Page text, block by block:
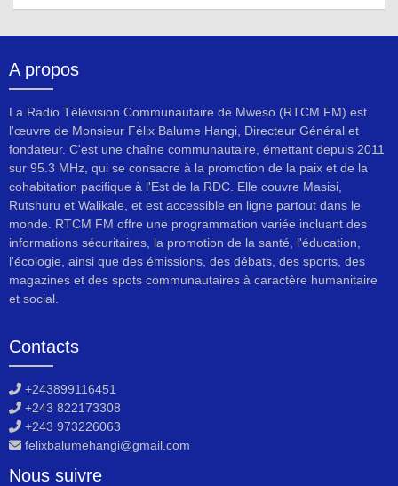
A propos
La Radio Télévision Communautaire de Mweso (RTCM FM) est
l'œuvre de Monsieur Félix Balume Hangi, Directeur Général et
fondateur. C'est une chaîne communautaire, émettant depuis 2011
sur 95.3 MHz, qui se consacre à la promotion de la paix et de la
cohabitation pacifique à l'Est de la RDC. Elle couvre Masisi,
Rutshuru et Walikale, et est accessible en ligne partout dans le
monde. RTCM FM offre une programmation variée incluant des
informations sécuritaires, la promotion de la santé, l'éducation,
l'écologie, ainsi que des émissions, des débats, des sports, des
magazines et des spots communautaires à caractère humanitaire
et social.
Contacts
+243899116451
+243 822173308
+243 973226063
felixbalumehangi@gmail.com
Nous suivre